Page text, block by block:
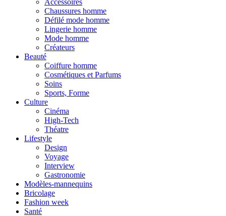
Accessoires
Chaussures homme
Défilé mode homme
Lingerie homme
Mode homme
Créateurs
Beauté
Coiffure homme
Cosmétiques et Parfums
Soins
Sports, Forme
Culture
Cinéma
High-Tech
Théatre
Lifestyle
Design
Voyage
Interview
Gastronomie
Modèles-mannequins
Bricolage
Fashion week
Santé